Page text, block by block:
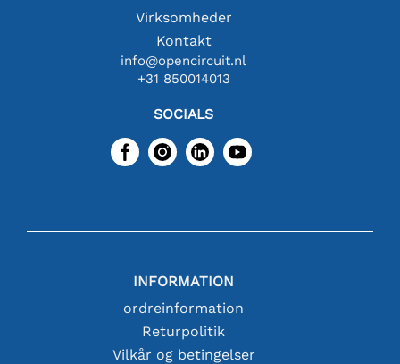
Virksomheder
Kontakt
info@opencircuit.nl
+31 850014013
SOCIALS
INFORMATION
ordreinformation
Returpolitik
Vilkår og betingelser